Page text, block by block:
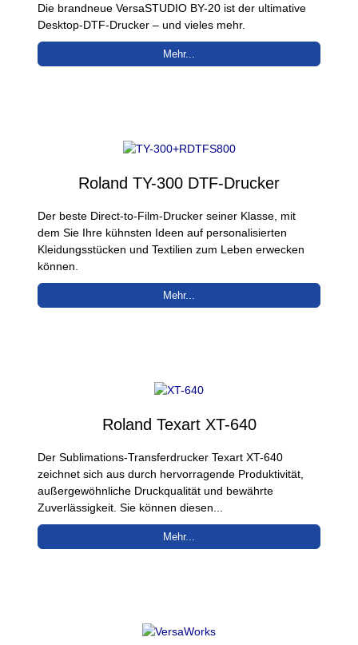
Die brandneue VersaSTUDIO BY-20 ist der ultimative
Desktop-DTF-Drucker – und vieles mehr.
Mehr...
Roland TY-300 DTF-Drucker
Der beste Direct-to-Film-Drucker seiner Klasse, mit
dem Sie Ihre kühnsten Ideen auf personalisierten
Kleidungsstücken und Textilien zum Leben erwecken
können.
Mehr...
Roland Texart XT-640
Der Sublimations-Transferdrucker Texart XT-640
zeichnet sich aus durch hervorragende Produktivität,
außergewöhnliche Druckqualität und bewährte
Zuverlässigkeit. Sie können diesen...
Mehr...